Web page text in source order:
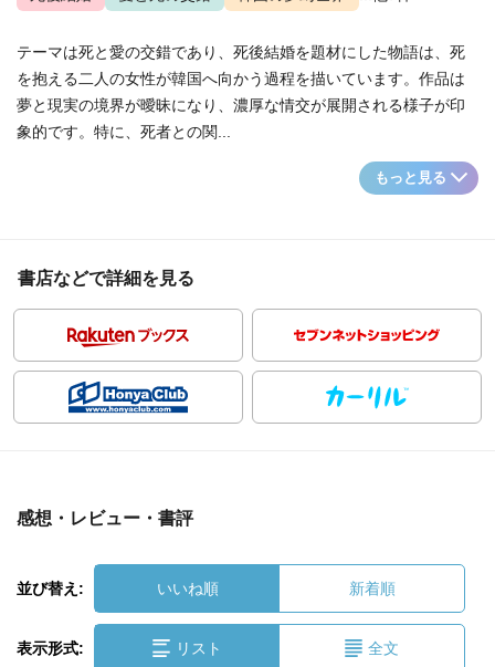
テーマは死と愛の交錯であり、死後結婚を題材にした物語は、死
を抱える二人の女性が韓国へ向かう過程を描いています。作品は
夢と現実の境界が曖昧になり、濃厚な情交が展開される様子が印
象的です。特に、死者との関...
もっと見る
書店などで詳細を見る
感想・レビュー・書評
並び替え: いいね順 新着順
表示形式: リスト 全文